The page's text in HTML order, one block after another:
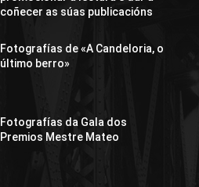
coñecer as súas publicacións
Fotografías de «A Candeloria, o
último berro»
Fotografías da Gala dos
Premios Mestre Mateo